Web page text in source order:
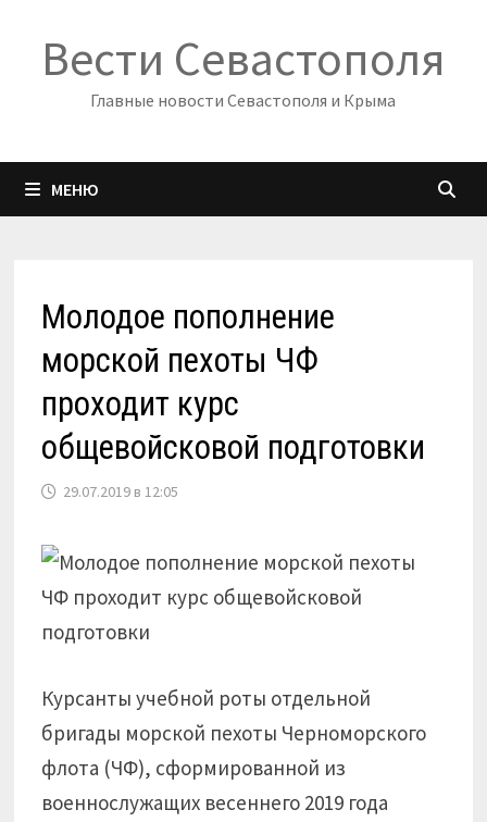
содержимому
Вести Севастополя
Главные новости Севастополя и Крыма
МЕНЮ
Молодое пополнение
морской пехоты ЧФ
проходит курс
общевойсковой подготовки
29.07.2019 в 12:05
Курсанты учебной роты отдельной
бригады морской пехоты Черноморского
флота (ЧФ), сформированной из
военнослужащих весеннего 2019 года